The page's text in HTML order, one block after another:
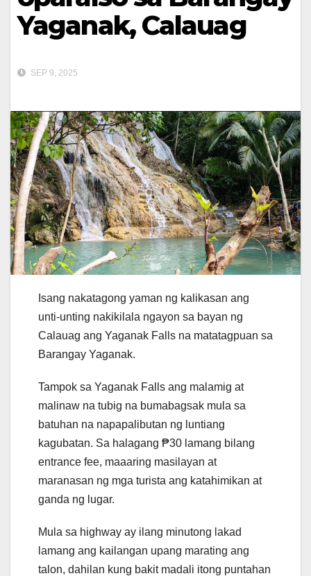
Yaganak, Calauag
SEP 9, 2025
Isang nakatagong yaman ng kalikasan ang
unti-unting nakikilala ngayon sa bayan ng
Calauag ang Yaganak Falls na matatagpuan sa
Barangay Yaganak.
Tampok sa Yaganak Falls ang malamig at
malinaw na tubig na bumabagsak mula sa
batuhan na napapalibutan ng luntiang
kagubatan. Sa halagang ₱30 lamang bilang
entrance fee, maaaring masilayan at
maranasan ng mga turista ang katahimikan at
ganda ng lugar.
Mula sa highway ay ilang minutong lakad
lamang ang kailangan upang marating ang
talon, dahilan kung bakit madali itong puntahan